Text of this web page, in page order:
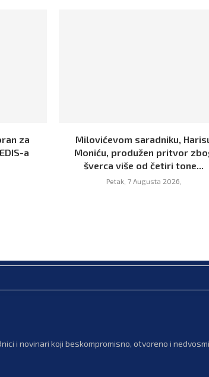
za
a
Milovićevom saradniku,
Moniću, produžen pritvor
šverca više od četiri tone...
Petak, 7 Augusta 2026,
i novinari koji beskompromisno, otvoreno i